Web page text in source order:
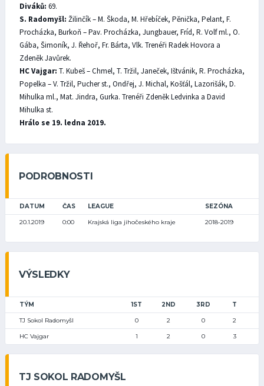
Diváků: 69.
S. Radomyšl: Žilinčík – M. Škoda, M. Hřebíček, Pěnička, Pelant, F.
Procházka, Burkoň – Pav. Procházka, Jungbauer, Fríd, R. Volf ml., O.
Gába, Šimoník, J. Řehoř, Fr. Bárta, Vlk. Trenéři Radek Hovora a
Zdeněk Javůrek.
HC Vajgar: T. Kubeš – Chmel, T. Tržil, Janeček, Ištvánik, R. Procházka,
Popelka – V. Tržil, Pucher st., Ondřej, J. Michal, Košťál, Lazorišák, D.
Mihulka ml., Mat. Jindra, Gurka. Trenéři Zdeněk Ledvinka a David
Mihulka st.
Hrálo se 19. ledna 2019.
PODROBNOSTI
DATUM ČAS LEAGUE SEZÓNA
20.1.2019 0:00 Krajská liga jihočeského kraje 2018-2019
VÝSLEDKY
TÝM 1ST 2ND 3RD T
TJ Sokol Radomyšl 0 2 0 2
HC Vajgar 1 2 0 3
TJ SOKOL RADOMYŠL